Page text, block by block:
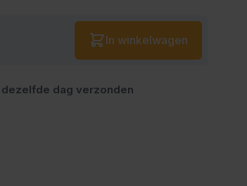
Aantal
In winkelwagen
dezelfde dag verzonden